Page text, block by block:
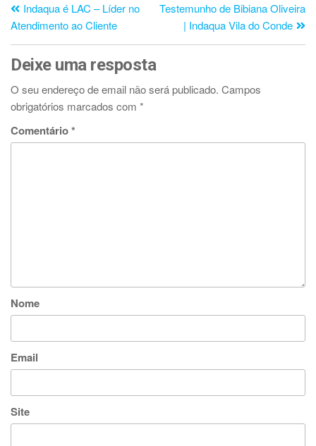
Indaqua é LAC – Líder no
Atendimento ao Cliente
Testemunho de Bibiana Oliveira
| Indaqua Vila do Conde
Deixe uma resposta
O seu endereço de email não será publicado. Campos
obrigatórios marcados com *
Comentário*
Nome
Email
Site